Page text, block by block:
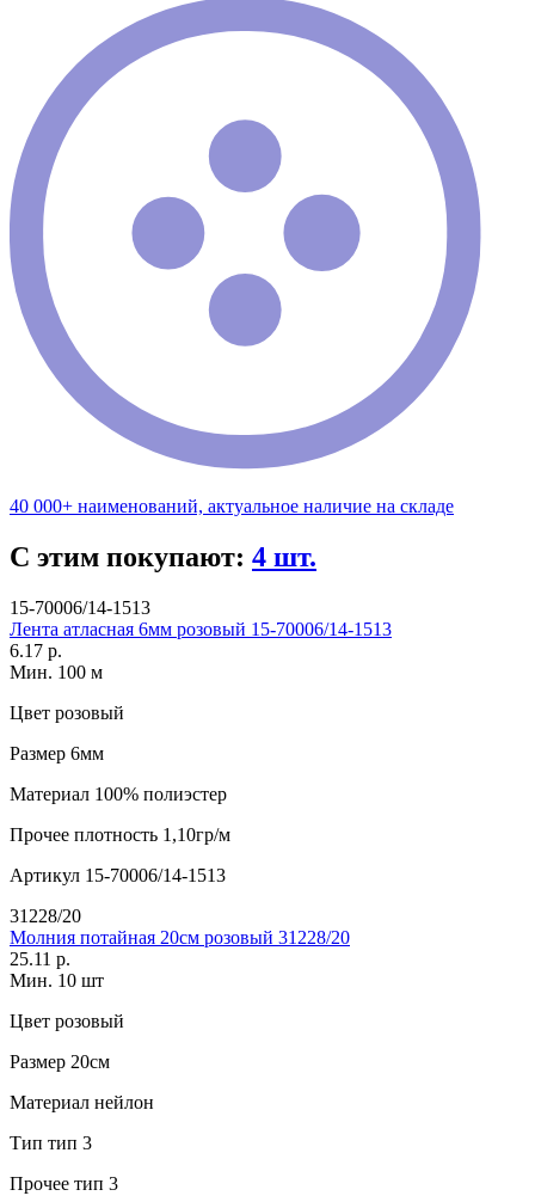
40 000+ наименований, актуальное наличие на складе
С этим покупают: 4 шт.
15-70006/14-1513
Лента атласная 6мм розовый 15-70006/14-1513
6.17 р.
Мин. 100 м
Цвет розовый
Размер 6мм
Материал 100% полиэстер
Прочее плотность 1,10гр/м
Артикул 15-70006/14-1513
31228/20
Молния потайная 20см розовый 31228/20
25.11 р.
Мин. 10 шт
Цвет розовый
Размер 20см
Материал нейлон
Тип тип 3
Прочее тип 3